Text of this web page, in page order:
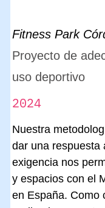
Fitness Park
Proyecto de
uso deportivo
2024
Nuestra
dar una respuesta
exigencia nos
y espacios con el
en España. Como